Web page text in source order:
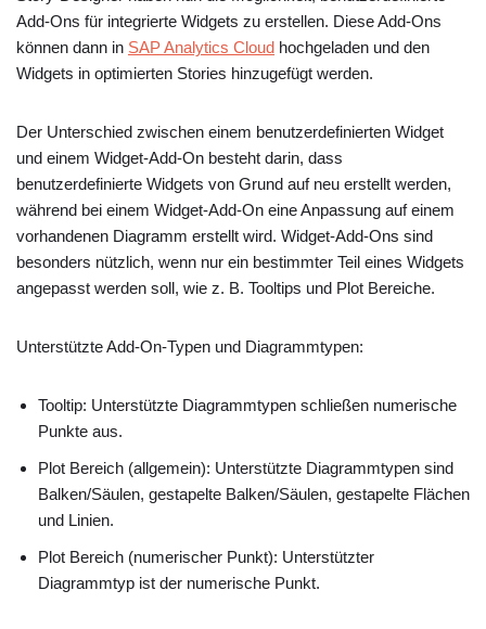
Add-Ons für integrierte Widgets zu erstellen. Diese Add-Ons
können dann in SAP Analytics Cloud hochgeladen und den
Widgets in optimierten Stories hinzugefügt werden.
Der Unterschied zwischen einem benutzerdefinierten Widget
und einem Widget-Add-On besteht darin, dass
benutzerdefinierte Widgets von Grund auf neu erstellt werden,
während bei einem Widget-Add-On eine Anpassung auf einem
vorhandenen Diagramm erstellt wird. Widget-Add-Ons sind
besonders nützlich, wenn nur ein bestimmter Teil eines Widgets
angepasst werden soll, wie z. B. Tooltips und Plot Bereiche.
Unterstützte Add-On-Typen und Diagrammtypen:
Tooltip: Unterstützte Diagrammtypen schließen numerische
Punkte aus.
Plot Bereich (allgemein): Unterstützte Diagrammtypen sind
Balken/Säulen, gestapelte Balken/Säulen, gestapelte Flächen
und Linien.
Plot Bereich (numerischer Punkt): Unterstützter
Diagrammtyp ist der numerische Punkt.